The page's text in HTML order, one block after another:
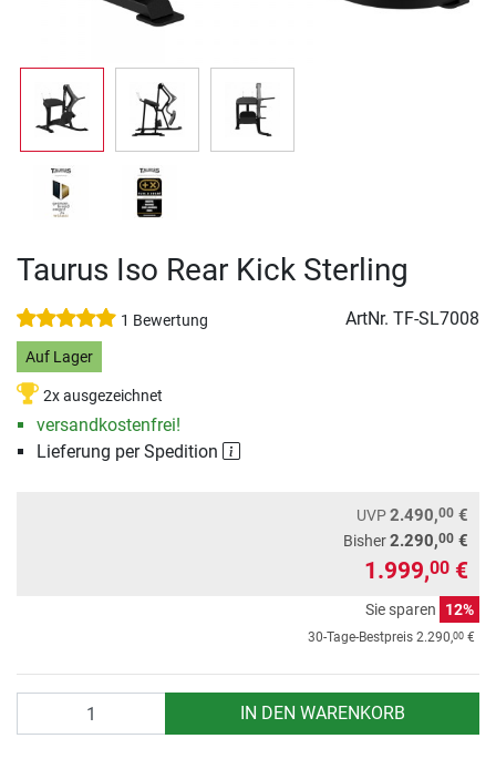
Taurus Iso Rear Kick Sterling
1 Bewertung ArtNr. TF-SL7008
Auf Lager
2x ausgezeichnet
versandkostenfrei!
Lieferung per Spedition
UVP2.490,00 €
Bisher2.290,00 €
1.999,00 €
Sie sparen 12%
30-Tage-Bestpreis 2.290,00 €
IN DEN WARENKORB